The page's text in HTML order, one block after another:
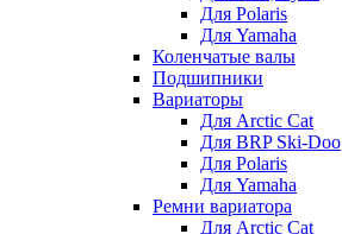
Для Polaris
Для Yamaha
Коленчатые валы
Подшипники
Вариаторы
Для Arctic Cat
Для BRP Ski-Doo
Для Polaris
Для Yamaha
Ремни вариатора
Для Arctic Cat